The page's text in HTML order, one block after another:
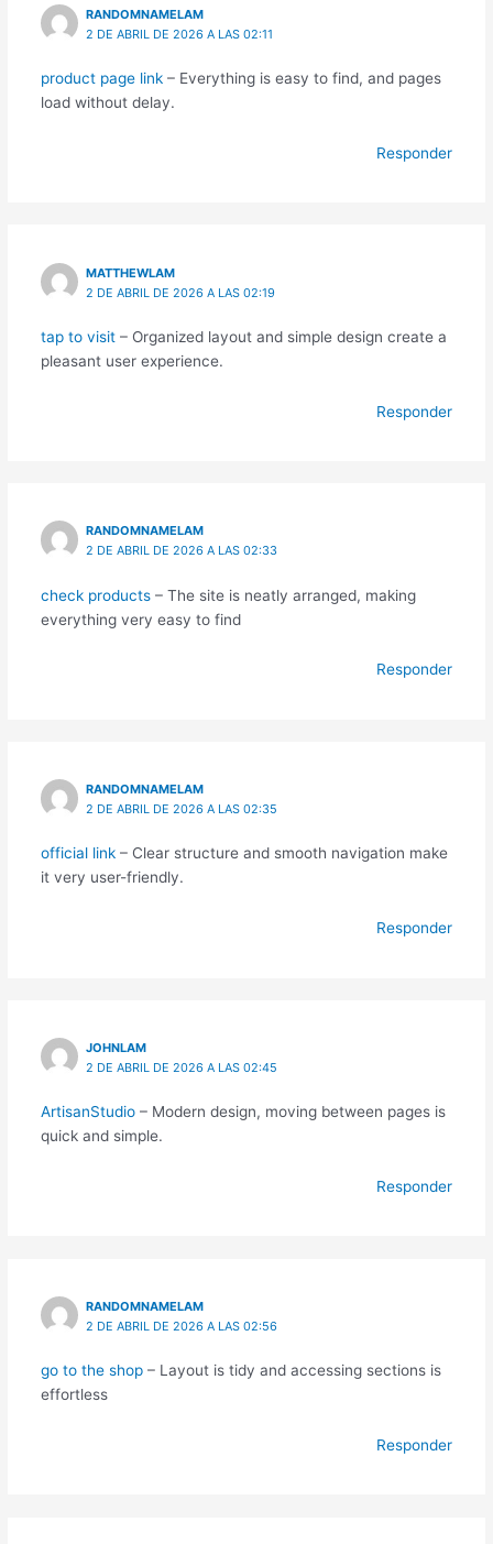
RANDOMNAMELAM
2 DE ABRIL DE 2026 A LAS 02:11
product page link– Everything is easy to find, and pages
load without delay.
Responder
MATTHEWLAM
2 DE ABRIL DE 2026 A LAS 02:19
tap to visit– Organized layout and simple design create a
pleasant user experience.
Responder
RANDOMNAMELAM
2 DE ABRIL DE 2026 A LAS 02:33
check products– The site is neatly arranged, making
everything very easy to find
Responder
RANDOMNAMELAM
2 DE ABRIL DE 2026 A LAS 02:35
official link– Clear structure and smooth navigation make
it very user-friendly.
Responder
JOHNLAM
2 DE ABRIL DE 2026 A LAS 02:45
ArtisanStudio– Modern design, moving between pages is
quick and simple.
Responder
RANDOMNAMELAM
2 DE ABRIL DE 2026 A LAS 02:56
go to the shop– Layout is tidy and accessing sections is
effortless
Responder